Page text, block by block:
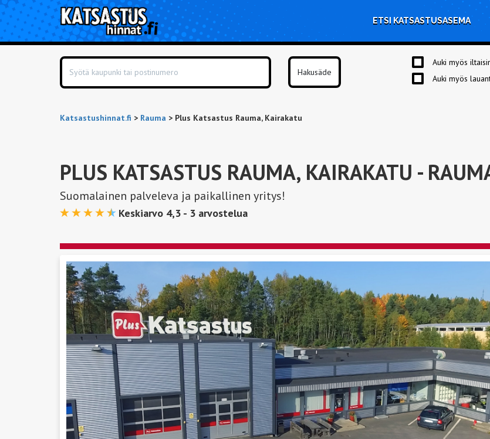
ETSI KATSASTUSASEMA
Auki myös
Auki myös
Katsastushinnat.fi > Rauma > Plus Katsastus Rauma, Kairakatu
PLUS KATSASTUS RAUMA, KAIRAKATU -
Suomalainen palveleva ja paikallinen yritys!
Keskiarvo 4,3 - 3 arvostelua